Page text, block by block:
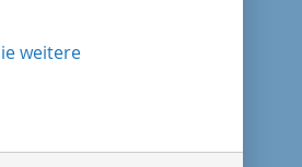
weitere